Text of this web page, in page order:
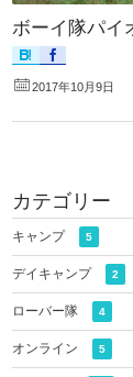
ボーイ隊パイ
2017年10月9日
カテゴリー
キャンプ 5
デイキャンプ 2
ローバー隊 4
オンライン 5